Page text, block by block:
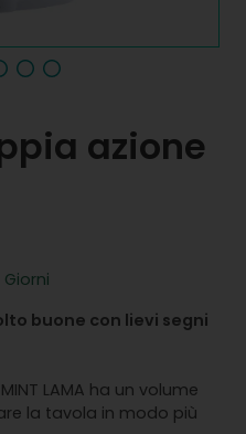
azione
buone con lievi segni
LAMA ha un volume
la tavola in modo più